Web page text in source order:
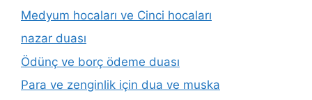
Medyum hocaları ve Cinci hocaları
nazar duası
Ödünç ve borç ödeme duası
Para ve zenginlik için dua ve muska